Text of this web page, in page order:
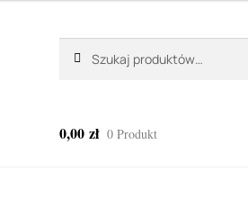
0,00 zł 0 Produkt